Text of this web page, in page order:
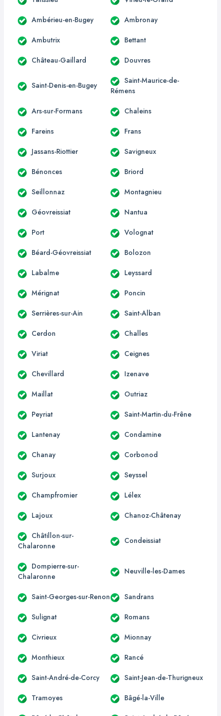
Ambérieu-en-Bugey Ambronay
Ambutrix Bettant
Château-Gaillard Douvres
Saint-Denis-en-Bugey
Saint-Maurice-de-
Rémens
Ars-sur-Formans Chaleins
Fareins Frans
Jassans-Riottier Savigneux
Bénonces Briord
Seillonnaz Montagnieu
Géovreissiat Nantua
Port Volognat
Béard-Géovreissiat Bolozon
Labalme Leyssard
Mérignat Poncin
Serrières-sur-Ain Saint-Alban
Cerdon Challes
Viriat Ceignes
Chevillard Izenave
Maillat Outriaz
Peyriat Saint-Martin-du-Frêne
Lantenay Condamine
Chanay Corbonod
Surjoux Seyssel
Champfromier Lélex
Lajoux Chanoz-Châtenay
Châtillon-sur-
Chalaronne
Condeissiat
Dompierre-sur-
Chalaronne
Neuville-les-Dames
Saint-Georges-sur-Renon Sandrans
Sulignat Romans
Civrieux Mionnay
Monthieux Rancé
Saint-André-de-Corcy Saint-Jean-de-Thurigneux
Tramoyes Bâgé-la-Ville